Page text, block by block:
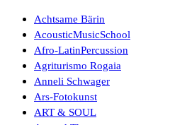
Achtsame Bärin
AcousticMusicSchool
Afro-LatinPercussion
Agriturismo Rogaia
Anneli Schwager
Ars-Fotokunst
ART & SOUL